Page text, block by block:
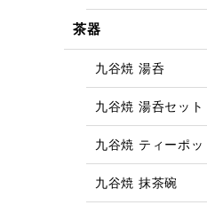
茶器
九谷焼 湯呑
九谷焼 湯呑セット
九谷焼 ティーポッ
九谷焼 抹茶碗